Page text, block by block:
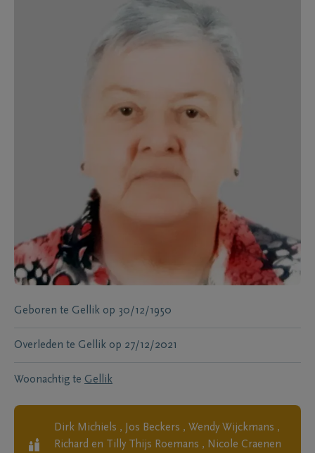
Geboren te Gellik op 30/12/1950
Overleden te Gellik op 27/12/2021
Woonachtig te Gellik
Dirk Michiels , Jos Beckers , Wendy Wijckmans ,
Richard en Tilly Thijs Roemans , Nicole Craenen